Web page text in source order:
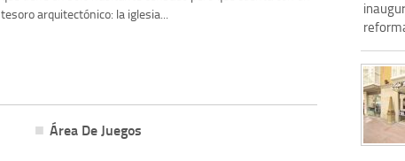
tesoro arquitectónico: la iglesia...
Área De Juegos